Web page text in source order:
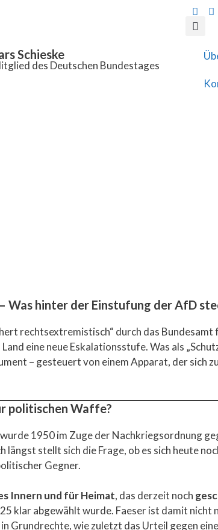
Schieske
des Deutschen Bundestages
Was hinter der Einstufung der AfD
rechtsextremistisch“ durch das
eine neue Eskalationsstufe. Was als
– gesteuert von einem Apparat, der sich
politischen Waffe?
wurde 1950 im Zuge der Nachkriegsordnung
stellt sich die Frage, ob es sich heute
Gegner.
Innern und für Heimat, das derzeit noch
klar abgewählt wurde. Faeser ist damit
Grundrechte, wie zuletzt das Urteil gegen